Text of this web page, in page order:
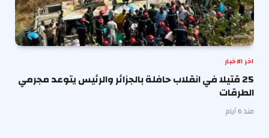
اخر الاخبار
25 قتيلا في انقلاب حافلة بالجزائر والرئيس يتوعد مجرمي
الطرقات
منذ 6 أيام